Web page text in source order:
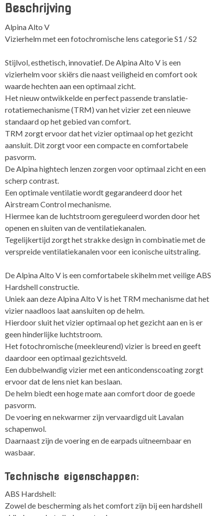
lens
Beschrijving
Alpina Alto V
Vizierhelm met een fotochromische lens categorie S1 / S2
Stijlvol, esthetisch, innovatief. De Alpina Alto V is een
vizierhelm voor skiërs die naast veiligheid en comfort ook
waarde hechten aan een optimaal zicht.
Het nieuw ontwikkelde en perfect passende translatie-
rotatiemechanisme (TRM) van het vizier zet een nieuwe
standaard op het gebied van comfort.
TRM zorgt ervoor dat het vizier optimaal op het gezicht
aansluit. Dit zorgt voor een compacte en comfortabele
pasvorm.
De Alpina hightech lenzen zorgen voor optimaal zicht en een
scherp contrast.
Een optimale ventilatie wordt gegarandeerd door het
Airstream Control mechanisme.
Hiermee kan de luchtstroom gereguleerd worden door het
openen en sluiten van de ventilatiekanalen.
Tegelijkertijd zorgt het strakke design in combinatie met de
verspreide ventilatiekanalen voor een iconische uitstraling.
De Alpina Alto V is een comfortabele skihelm met veilige ABS
Hardshell constructie.
Uniek aan deze Alpina Alto V is het TRM mechanisme dat het
vizier naadloos laat aansluiten op de helm.
Hierdoor sluit het vizier optimaal op het gezicht aan en is er
geen hinderlijke luchtstroom.
Het fotochromische (meekleurend) vizier is breed en geeft
daardoor een optimaal gezichtsveld.
Een dubbelwandig vizier met een anticondenscoating zorgt
ervoor dat de lens niet kan beslaan.
De helm biedt een hoge mate aan comfort door de goede
pasvorm.
De voering en nekwarmer zijn vervaardigd uit Lavalan
schapenwol.
Daarnaast zijn de voering en de earpads uitneembaar en
wasbaar.
Technische eigenschappen:
ABS Hardshell:
Zowel de bescherming als het comfort zijn bij een hardshell